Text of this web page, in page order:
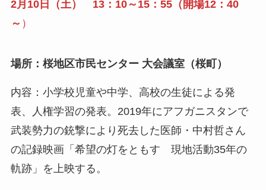
2月10日（土） 13：10～15：55（開場12：40
～ ）
場所：桜地区市民センター 大会議室（桜町）
内容：小学校児童や中学、高校の生徒による発
表、人権学習の発表。2019年にアフガニスタンで
武装勢力の銃撃により死去した医師・中村哲さん
の記録映画「希望の灯をともす 現地活動35年の
軌跡」を上映する。